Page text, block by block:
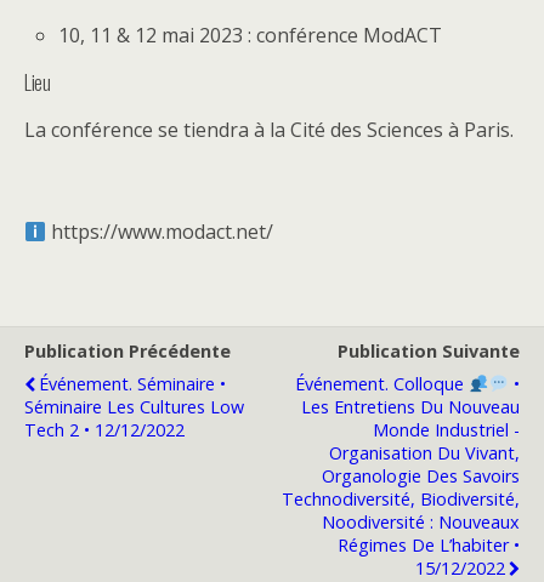
10, 11 & 12 mai 2023 : conférence ModACT
Lieu
La conférence se tiendra à la Cité des Sciences à Paris.
https://www.modact.net/
Publication Précédente
Événement. Séminaire •
Séminaire Les Cultures Low
Tech 2 • 12/12/2022
Publication Suivante
Événement. Colloque ​
​ •
Les Entretiens Du Nouveau
Monde Industriel -
Organisation Du Vivant,
Organologie Des Savoirs
Technodiversité, Biodiversité,
Noodiversité : Nouveaux
Régimes De L’habiter •
15/12/2022